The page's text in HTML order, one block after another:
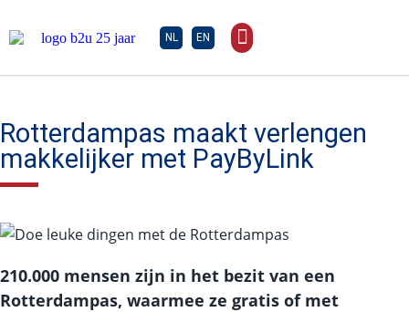
NL EN
Rotterdampas maakt verlengen
makkelijker met PayByLink
210.000 mensen zijn in het bezit van een
Rotterdampas, waarmee ze gratis of met